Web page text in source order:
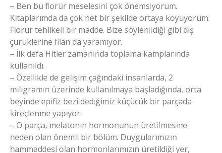
– Ben bu florür meselesini çok önemsiyorum.
Kitaplarımda da çok net bir şekilde ortaya koyuyorum.
Florür tehlikeli bir madde. Bize söylenildiği gibi diş
çürüklerine filan da yaramıyor.
– İlk defa Hitler zamanında toplama kamplarında
kullanıldı.
– Özellikle de gelişim çağındaki insanlarda, 2
miligramın üzerinde kullanılmaya başladığında, orta
beyinde epifiz bezi dediğimiz küçücük bir parçada
kireçlenme yapıyor.
– O parça, melatonin hormonunun üretilmesine
neden olan önemli bir bölüm. Duygularımızın
hammaddesi olan hormonlarımızın üretildiği yer,